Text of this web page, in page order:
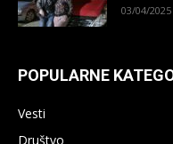
03/04/2025
POPULARNE
Vesti
Društvo